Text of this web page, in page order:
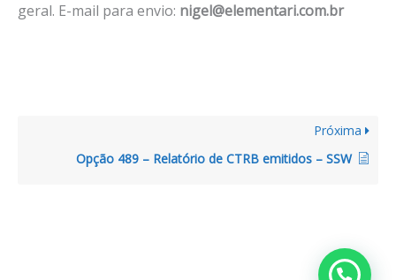
geral. E-mail para envio: nigel@elementari.com.br
Próxima
Opção 489 – Relatório de CTRB emitidos – SSW